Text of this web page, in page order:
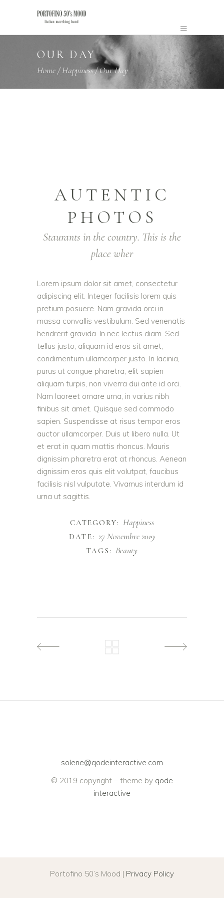
OUR DAY
Home/Happiness/Our Day
AUTENTIC
PHOTOS
Staurants in the country. This is the
place wher
Lorem ipsum dolor sit amet, consectetur
adipiscing elit. Integer facilisis lorem quis
pretium posuere. Nam gravida orci in
massa convallis vestibulum. Sed venenatis
hendrerit gravida. In nec lectus diam. Sed
tellus justo, aliquam id eros sit amet,
condimentum ullamcorper justo. In lacinia,
purus ut congue pharetra, elit sapien
aliquam turpis, non viverra dui ante id orci.
Nam laoreet ornare urna, in varius nibh
finibus sit amet. Quisque sed commodo
sapien. Suspendisse at risus tempor eros
auctor ullamcorper. Duis ut libero nulla. Ut
et erat in quam mattis rhoncus. Mauris
dignissim pharetra erat at rhoncus. Aenean
dignissim eros quis elit volutpat, faucibus
facilisis nisl vulputate. Vivamus interdum id
urna ut sagittis.
CATEGORY: Happiness
DATE: 27 Novembre 2019
TAGS: Beauty
solene@qodeinteractive.com
© 2019 copyright – theme by qode
interactive
Portofino 50’s Mood | Privacy Policy